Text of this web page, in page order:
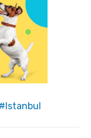
Istanbul